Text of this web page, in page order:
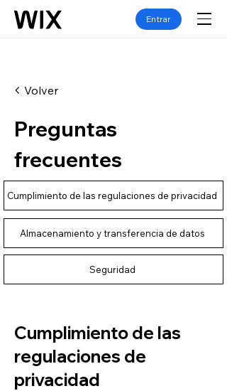
Entrar
Volver
Preguntas
frecuentes
Cumplimiento de las regulaciones de privacidad
Almacenamiento y transferencia de datos
Seguridad
Cumplimiento de las
regulaciones de
privacidad